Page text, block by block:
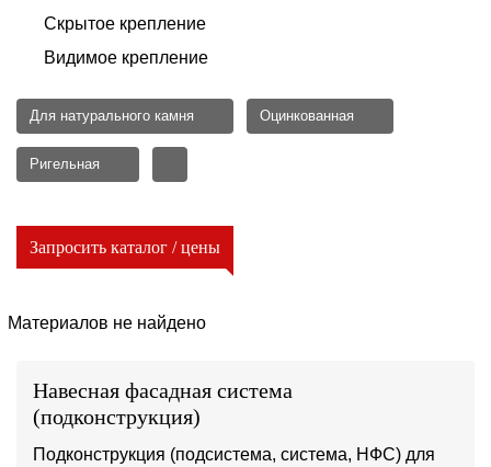
Скрытое крепление
Видимое крепление
Для натурального камня Оцинкованная
Ригельная
Запросить каталог / цены
Материалов не найдено
Навесная фасадная система
(подконструкция)
Подконструкция (подсистема, система, НФС) для